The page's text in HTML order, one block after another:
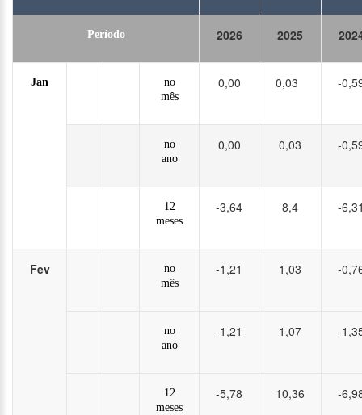
Período 2026 2025
Jan
no
mês
0,00 0,03 -
no
ano
0,00 0,03 -
12
meses
-3,64 8,4 -
Fev
no
mês
-1,21 1,03 -
no
ano
-1,21 1,07 -
12
meses
-5,78 10,36 -